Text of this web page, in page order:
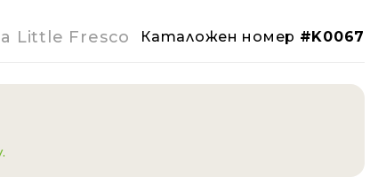
Little Fresco Каталожен номер #K0067